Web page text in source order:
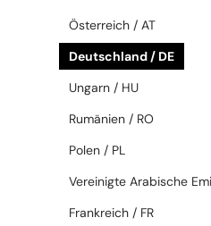
Salvatore Ferragamo—
Österreich / AT
Deutschland / DE
Ungarn / HU
Rumänien / RO
Polen / PL
Vereinigte Arabische
Frankreich / FR